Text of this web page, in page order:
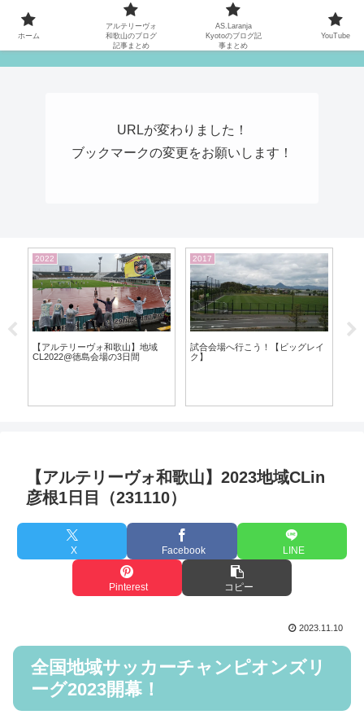
MATYの関西サッカーリーグ応援日記
URLが変わりました！
ブックマークの変更をお願いします！
2019
【アルテリーヴォ和歌山/第5節】
魂みせた選手達vsSt.Andrew’s
2013
【アルテリーヴォ和歌山】2023地域CLin
彦根1日目（231110）
X Facebook LINE
Pinterest コピー
2023.11.10
全国地域サッカーチャンピオンズリ
ーグ2023開幕！
ホーム
アルテリーヴォ
和歌山のブログ
記事まとめ
AS.Laranja
Kyotoのブログ記
事まとめ
YouTube